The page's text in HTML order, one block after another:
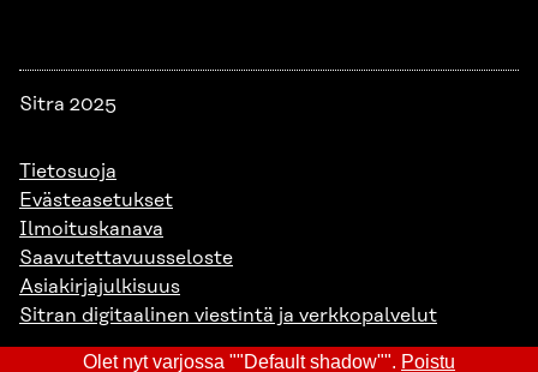
Sitra 2025
Tietosuoja
Evästeasetukset
Ilmoituskanava
Saavutettavuusseloste
Asiakirjajulkisuus
Sitran digitaalinen viestintä ja verkkopalvelut
Olet nyt varjossa ""Default shadow"". Poistu